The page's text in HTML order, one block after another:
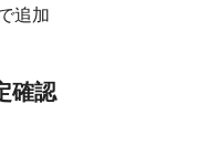
追加
確認